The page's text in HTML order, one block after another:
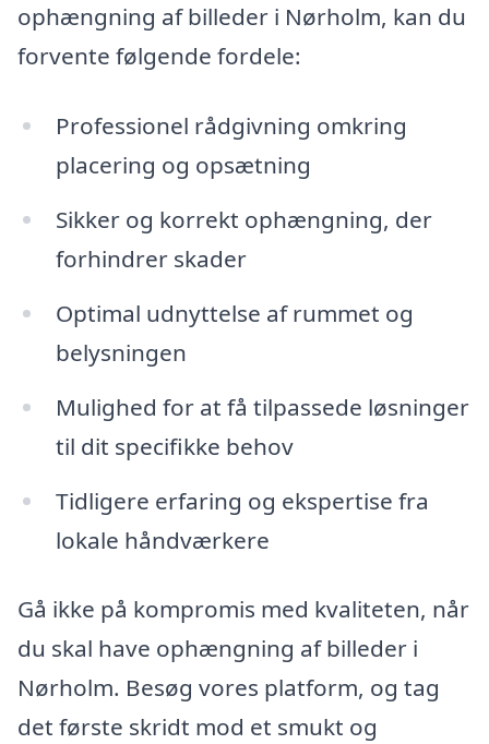
ophængning af billeder i Nørholm, kan du
forvente følgende fordele:
Professionel rådgivning omkring
placering og opsætning
Sikker og korrekt ophængning, der
forhindrer skader
Optimal udnyttelse af rummet og
belysningen
Mulighed for at få tilpassede løsninger
til dit specifikke behov
Tidligere erfaring og ekspertise fra
lokale håndværkere
Gå ikke på kompromis med kvaliteten, når
du skal have ophængning af billeder i
Nørholm. Besøg vores platform, og tag
det første skridt mod et smukt og